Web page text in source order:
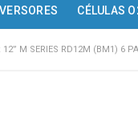
CÉLULAS
M SERIES RD12M (BM1) 6